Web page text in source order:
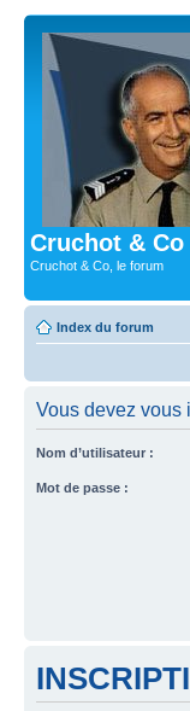
Cruchot & Co
Cruchot & Co, le forum
Index du forum
Vous devez vous
Nom d’utilisateur :
Mot de passe :